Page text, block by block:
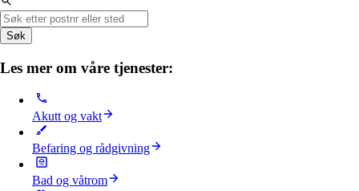
Søk
Les mer om våre tjenester:
Akutt og vakt
Befaring og rådgivning
Bad og våtrom